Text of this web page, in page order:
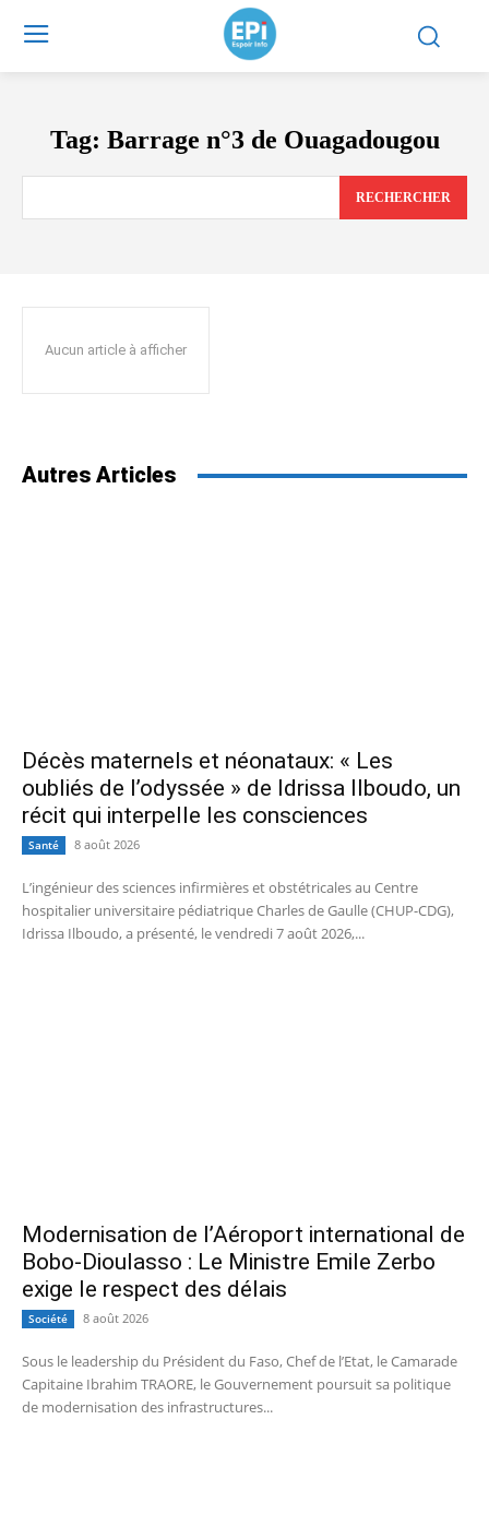
Tag: Barrage n°3 de Ouagadougou
RECHERCHER
Aucun article à afficher
Autres Articles
Décès maternels et néonataux: « Les
oubliés de l’odyssée » de Idrissa Ilboudo, un
récit qui interpelle les consciences
Santé 8 août 2026
L’ingénieur des sciences infirmières et obstétricales au Centre
hospitalier universitaire pédiatrique Charles de Gaulle (CHUP-CDG),
Idrissa Ilboudo, a présenté, le vendredi 7 août 2026,...
Modernisation de l’Aéroport international de
Bobo-Dioulasso : Le Ministre Emile Zerbo
exige le respect des délais
Société 8 août 2026
Sous le leadership du Président du Faso, Chef de l’Etat, le Camarade
Capitaine Ibrahim TRAORE, le Gouvernement poursuit sa politique
de modernisation des infrastructures...